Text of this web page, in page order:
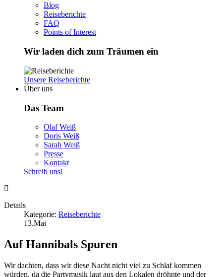
Blog
Reiseberichte
FAQ
Points of Interest
Wir laden dich zum Träumen ein
Unsere Reiseberichte
Über uns
Das Team
Olaf Weiß
Doris Weiß
Sarah Weiß
Presse
Kontakt
Schreib uns!
Details
Kategorie: Reiseberichte
13.Mai
Auf Hannibals Spuren
Wir dachten, dass wir diese Nacht nicht viel zu Schlaf kommen
würden, da die Partymusik laut aus den Lokalen dröhnte und der